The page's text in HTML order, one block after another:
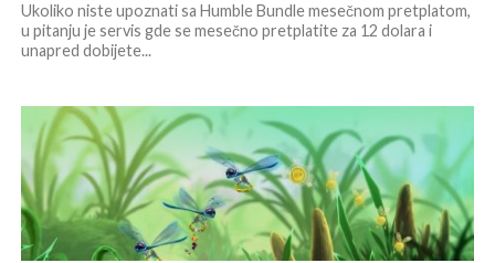
Ukoliko niste upoznati sa Humble Bundle mesečnom pretplatom,
u pitanju je servis gde se mesečno pretplatite za 12 dolara i
unapred dobijete...